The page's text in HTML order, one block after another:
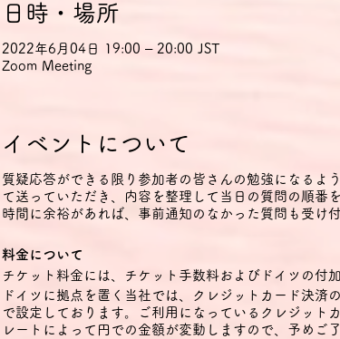
日時・場所
2022年6月04日 19:00 – 20:00 JST
Zoom Meeting
イベントについて
質疑応答ができる限り参加者の皆さんの勉強になるよ
て送っていただき、内容を整理して当日の質問の順番を
時間に余裕があれば、事前通知のなかった質問も受け
料金について
チケット料金には、チケット手数料およびドイツの付
ドイツに拠点を置く当社では、クレジットカード決済
で設定しております。ご利用になっているクレジット
レートによって円での金額が変動しますので、予めご